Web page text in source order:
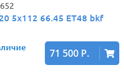
5x112 66.45 ET48 bkf
71 500 Р.